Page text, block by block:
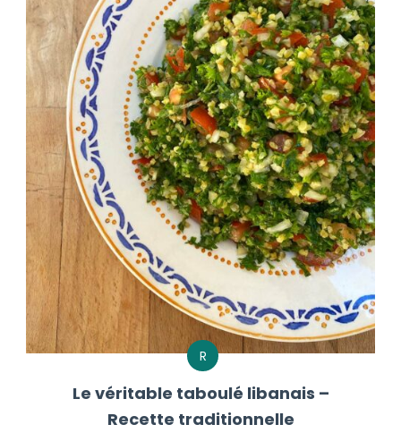
R
Le véritable taboulé libanais –
Recette traditionnelle